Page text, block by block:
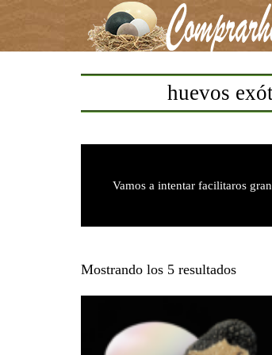
huevos
Vamos a intentar facilitaros
Mostrando los 5 resultados
por